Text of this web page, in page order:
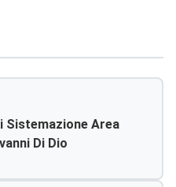
Sistemazione Area
Di Dio